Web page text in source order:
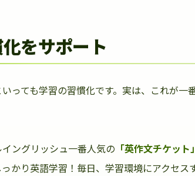
をサポート
っても学習の習慣化です。実は、これが一
ングリッシュ一番人気の 「英作文チケット
かり英語学習！毎日、学習環境にアクセス